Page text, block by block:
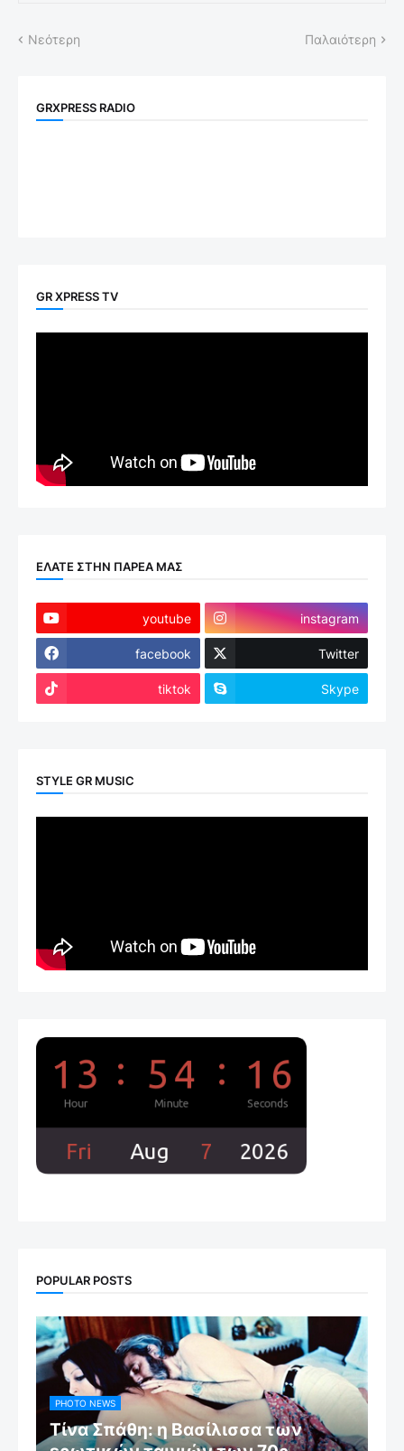
Νεότερη Παλαιότερη
GRXPRESS RADIO
GR XPRESS TV
ΕΛΑΤΕ ΣΤΗΝ ΠΑΡΕΑ ΜΑΣ
youtube instagram
facebook Twitter
tiktok Skype
STYLE GR MUSIC
POPULAR POSTS
PHOTO NEWS
Τίνα Σπάθη: η Βασίλισσα των